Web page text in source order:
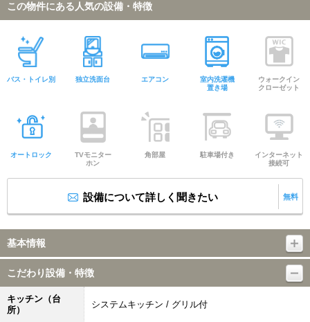
この物件にある人気の設備・特徴
バス・トイレ別 独立洗面台 エアコン
室内洗濯機
置き場
ウォークイン
クローゼット
オートロック
TVモニター
ホン
角部屋 駐車場付き
インターネット
接続可
設備について詳しく聞きたい 無料
基本情報
こだわり設備・特徴
キッチン（台
所）
システムキッチン / グリル付